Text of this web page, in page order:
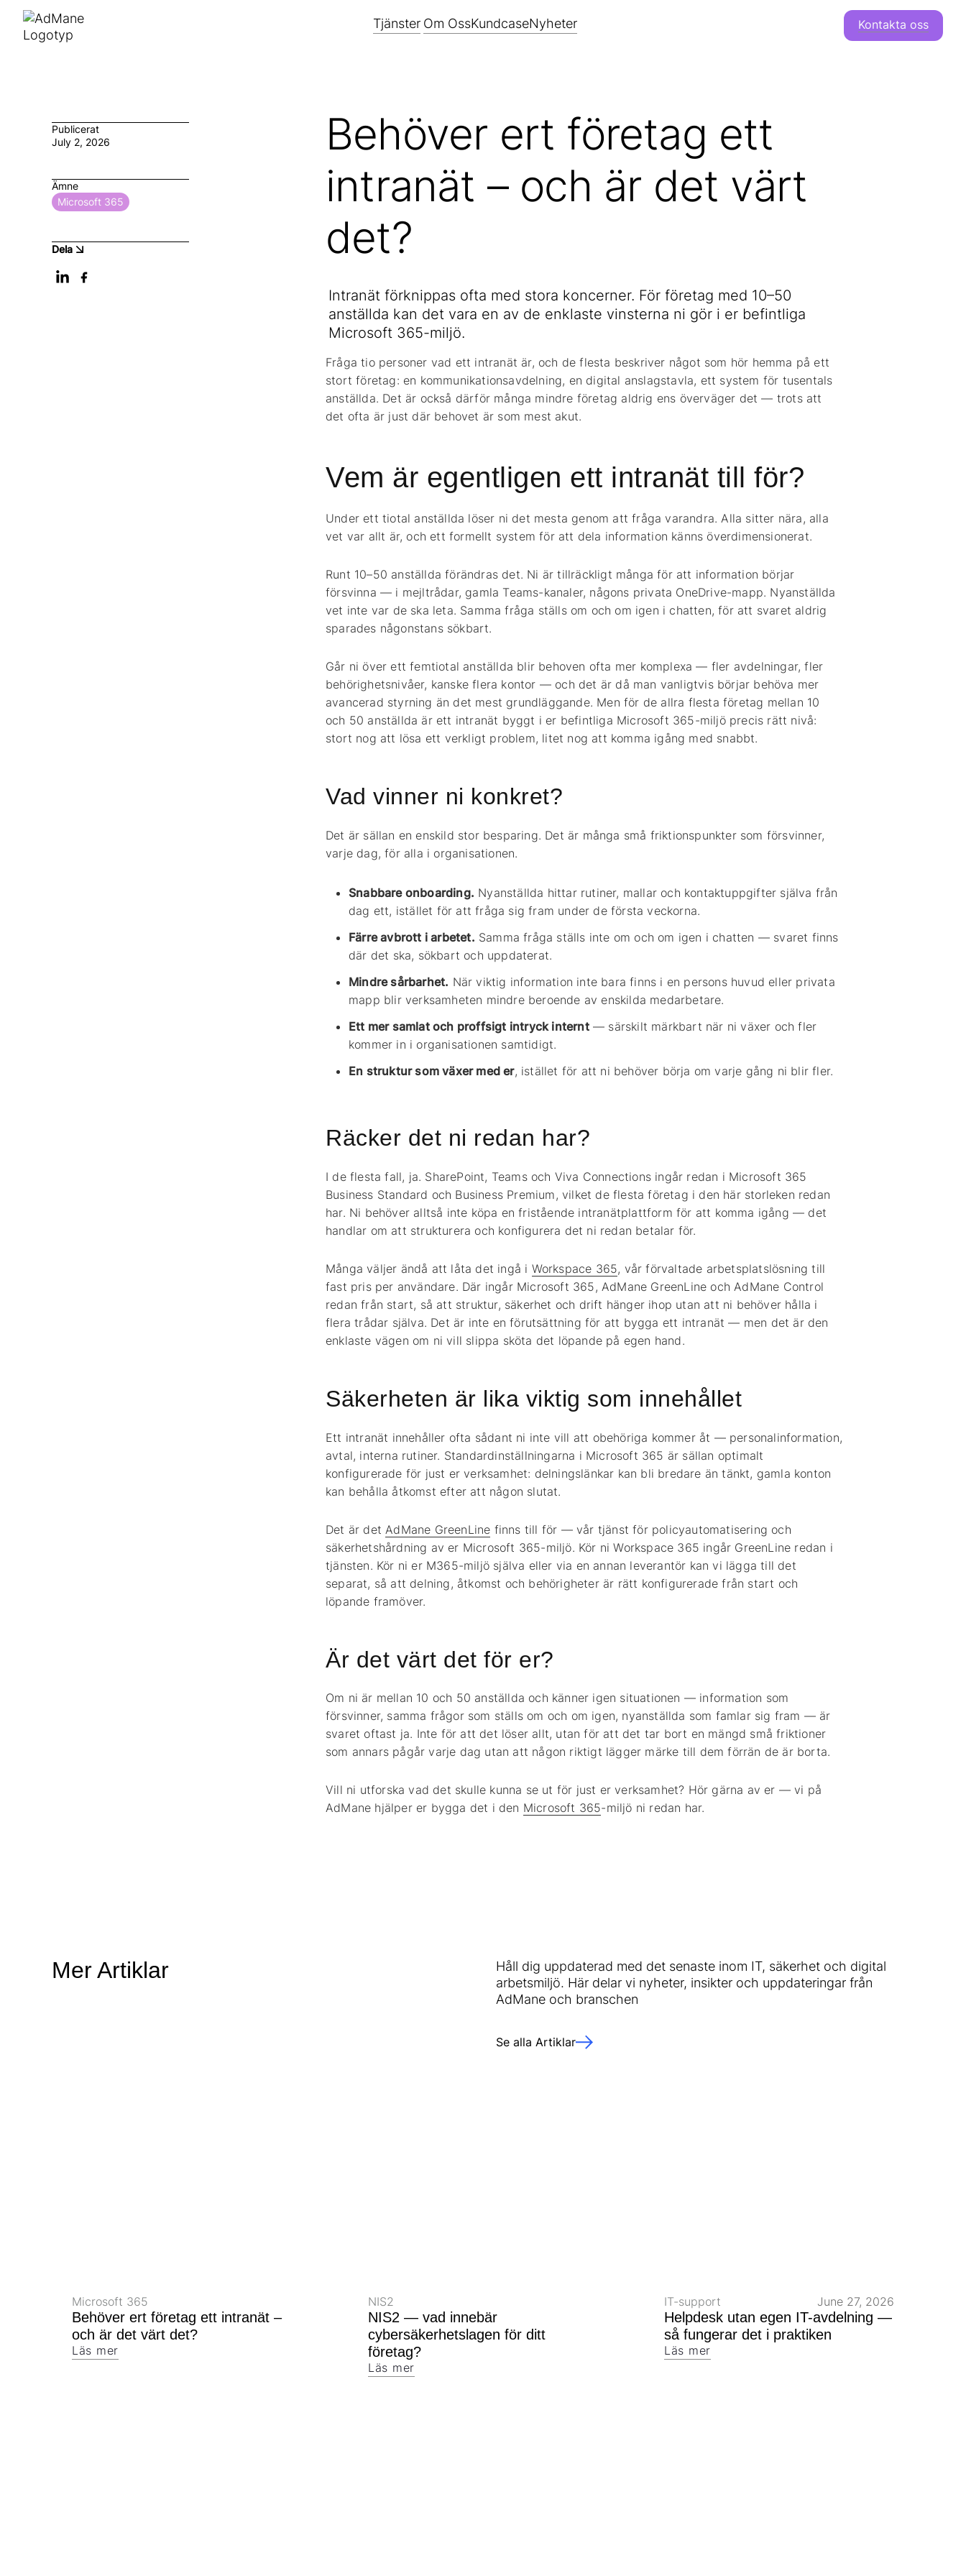
Tjänster
MODERN
ARBETSPLATS
Microsoft 365
Microsoft 365
Copilot
PlanIT
IT Produkter
MOLN &
INFRASTRUKTUR
Microsoft
Azure
Brandvägg
Nätverk som
AdMane
Operate
IT SÄKERHET
Backup &
Distaster
Greenline
AdMane
Security
Awareness
Har du frågor? hej@admane.se
Om OssKundcaseNyheter Kontakta oss
Publicerat
July 2, 2026
Ämne
Microsoft 365
Dela
Behöver ert företag ett
intranät – och är det värt
det?
Intranät förknippas ofta med stora koncerner. För företag med 10–50
anställda kan det vara en av de enklaste vinsterna ni gör i er befintliga
Microsoft 365-miljö.
Fråga tio personer vad ett intranät är, och de flesta beskriver något som hör hemma på ett
stort företag: en kommunikationsavdelning, en digital anslagstavla, ett system för tusentals
anställda. Det är också därför många mindre företag aldrig ens överväger det — trots att
det ofta är just där behovet är som mest akut.
Vem är egentligen ett intranät till för?
Under ett tiotal anställda löser ni det mesta genom att fråga varandra. Alla sitter nära, alla
vet var allt är, och ett formellt system för att dela information känns överdimensionerat.
Runt 10–50 anställda förändras det. Ni är tillräckligt många för att information börjar
försvinna — i mejltrådar, gamla Teams-kanaler, någons privata OneDrive-mapp. Nyanställda
vet inte var de ska leta. Samma fråga ställs om och om igen i chatten, för att svaret aldrig
sparades någonstans sökbart.
Går ni över ett femtiotal anställda blir behoven ofta mer komplexa — fler avdelningar, fler
behörighetsnivåer, kanske flera kontor — och det är då man vanligtvis börjar behöva mer
avancerad styrning än det mest grundläggande. Men för de allra flesta företag mellan 10
och 50 anställda är ett intranät byggt i er befintliga Microsoft 365-miljö precis rätt nivå:
stort nog att lösa ett verkligt problem, litet nog att komma igång med snabbt.
Vad vinner ni konkret?
Det är sällan en enskild stor besparing. Det är många små friktionspunkter som försvinner,
varje dag, för alla i organisationen.
Snabbare onboarding. Nyanställda hittar rutiner, mallar och kontaktuppgifter själva från
dag ett, istället för att fråga sig fram under de första veckorna.
Färre avbrott i arbetet. Samma fråga ställs inte om och om igen i chatten — svaret finns
där det ska, sökbart och uppdaterat.
Mindre sårbarhet. När viktig information inte bara finns i en persons huvud eller privata
mapp blir verksamheten mindre beroende av enskilda medarbetare.
Ett mer samlat och proffsigt intryck internt— särskilt märkbart när ni växer och fler
kommer in i organisationen samtidigt.
En struktur som växer med er, istället för att ni behöver börja om varje gång ni blir fler.
Räcker det ni redan har?
I de flesta fall, ja. SharePoint, Teams och Viva Connections ingår redan i Microsoft 365
Business Standard och Business Premium, vilket de flesta företag i den här storleken redan
har. Ni behöver alltså inte köpa en fristående intranätplattform för att komma igång — det
handlar om att strukturera och konfigurera det ni redan betalar för.
Många väljer ändå att låta det ingå i Workspace 365, vår förvaltade arbetsplatslösning till
fast pris per användare. Där ingår Microsoft 365, AdMane GreenLine och AdMane Control
redan från start, så att struktur, säkerhet och drift hänger ihop utan att ni behöver hålla i
flera trådar själva. Det är inte en förutsättning för att bygga ett intranät — men det är den
enklaste vägen om ni vill slippa sköta det löpande på egen hand.
Säkerheten är lika viktig som innehållet
Ett intranät innehåller ofta sådant ni inte vill att obehöriga kommer åt — personalinformation,
avtal, interna rutiner. Standardinställningarna i Microsoft 365 är sällan optimalt
konfigurerade för just er verksamhet: delningslänkar kan bli bredare än tänkt, gamla konton
kan behålla åtkomst efter att någon slutat.
Det är det AdMane GreenLine finns till för — vår tjänst för policyautomatisering och
säkerhetshårdning av er Microsoft 365-miljö. Kör ni Workspace 365 ingår GreenLine redan i
tjänsten. Kör ni er M365-miljö själva eller via en annan leverantör kan vi lägga till det
separat, så att delning, åtkomst och behörigheter är rätt konfigurerade från start och
löpande framöver.
Är det värt det för er?
Om ni är mellan 10 och 50 anställda och känner igen situationen — information som
försvinner, samma frågor som ställs om och om igen, nyanställda som famlar sig fram — är
svaret oftast ja. Inte för att det löser allt, utan för att det tar bort en mängd små friktioner
som annars pågår varje dag utan att någon riktigt lägger märke till dem förrän de är borta.
Vill ni utforska vad det skulle kunna se ut för just er verksamhet? Hör gärna av er — vi på
AdMane hjälper er bygga det i den Microsoft 365-miljö ni redan har.
Mer Artiklar
Håll dig uppdaterad med det senaste inom IT, säkerhet och digital
arbetsmiljö. Här delar vi nyheter, insikter och uppdateringar från
AdMane och branschen
Se alla Artiklar
Microsoft 365
Behöver ert företag ett intranät –
och är det värt det?
Läs mer
NIS2
NIS2 — vad innebär
cybersäkerhetslagen för ditt
företag?
Läs mer
IT-support June 27, 2026
Helpdesk utan egen IT-avdelning —
så fungerar det i praktiken
Läs mer